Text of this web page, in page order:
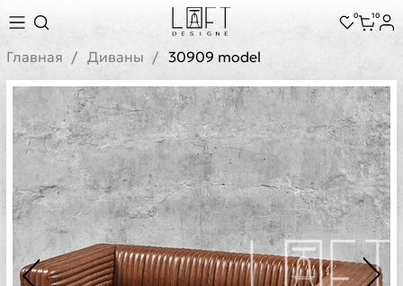
0 10
Главная Диваны 30909 model